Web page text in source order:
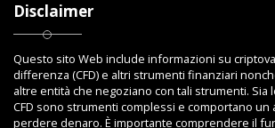
Disclaimer
Questo sito Web include informazioni su
differenza (CFD) e altri strumenti finanziari
altre entità che negoziano con tali strumenti. Sia
CFD sono strumenti complessi e comportano un
perdere denaro. È importante comprendere il